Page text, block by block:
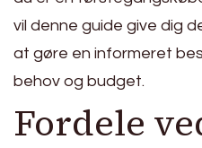
vil denne guide give dig
at gøre en informeret
behov og budget.
Fordele